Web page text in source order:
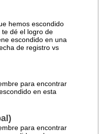
hemos escondido
dé el logro de
escondido en una
de registro vs
para encontrar
en esta
para encontrar